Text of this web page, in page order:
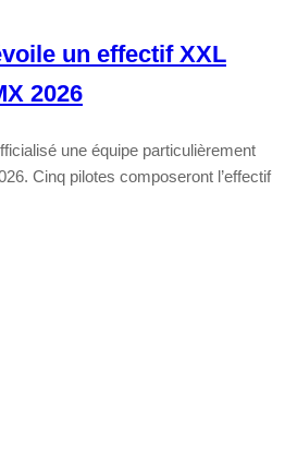
un effectif XXL
2026
une équipe particulièrement
Cinq pilotes composeront l’effectif